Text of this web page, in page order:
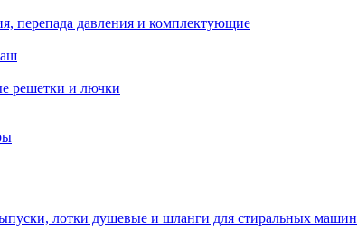
перепада давления и комплектующие
решетки и лючки
лотки душевые и шланги для стиральных машин